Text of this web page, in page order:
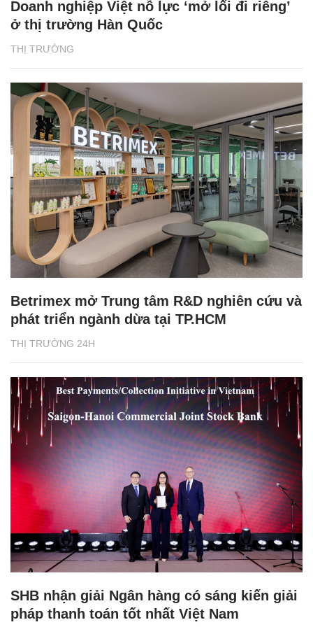
THỊ TRƯỜNG
Doanh nghiệp Việt nỗ lực ‘mở lối đi riêng’
ở thị trường Hàn Quốc
THỊ TRƯỜNG 24H
Betrimex mở Trung tâm R&D nghiên cứu và
phát triển ngành dừa tại TP.HCM
SHB nhận giải Ngân hàng có sáng kiến giải
pháp thanh toán tốt nhất Việt Nam